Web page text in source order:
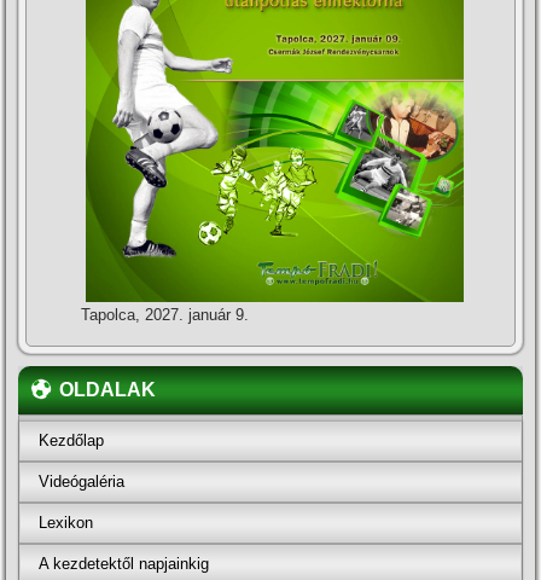
Tapolca, 2027. január 9.
OLDALAK
Kezdőlap
Videógaléria
Lexikon
A kezdetektől napjainkig